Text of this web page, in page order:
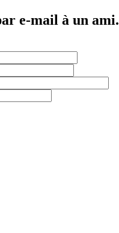
e-mail à un ami.